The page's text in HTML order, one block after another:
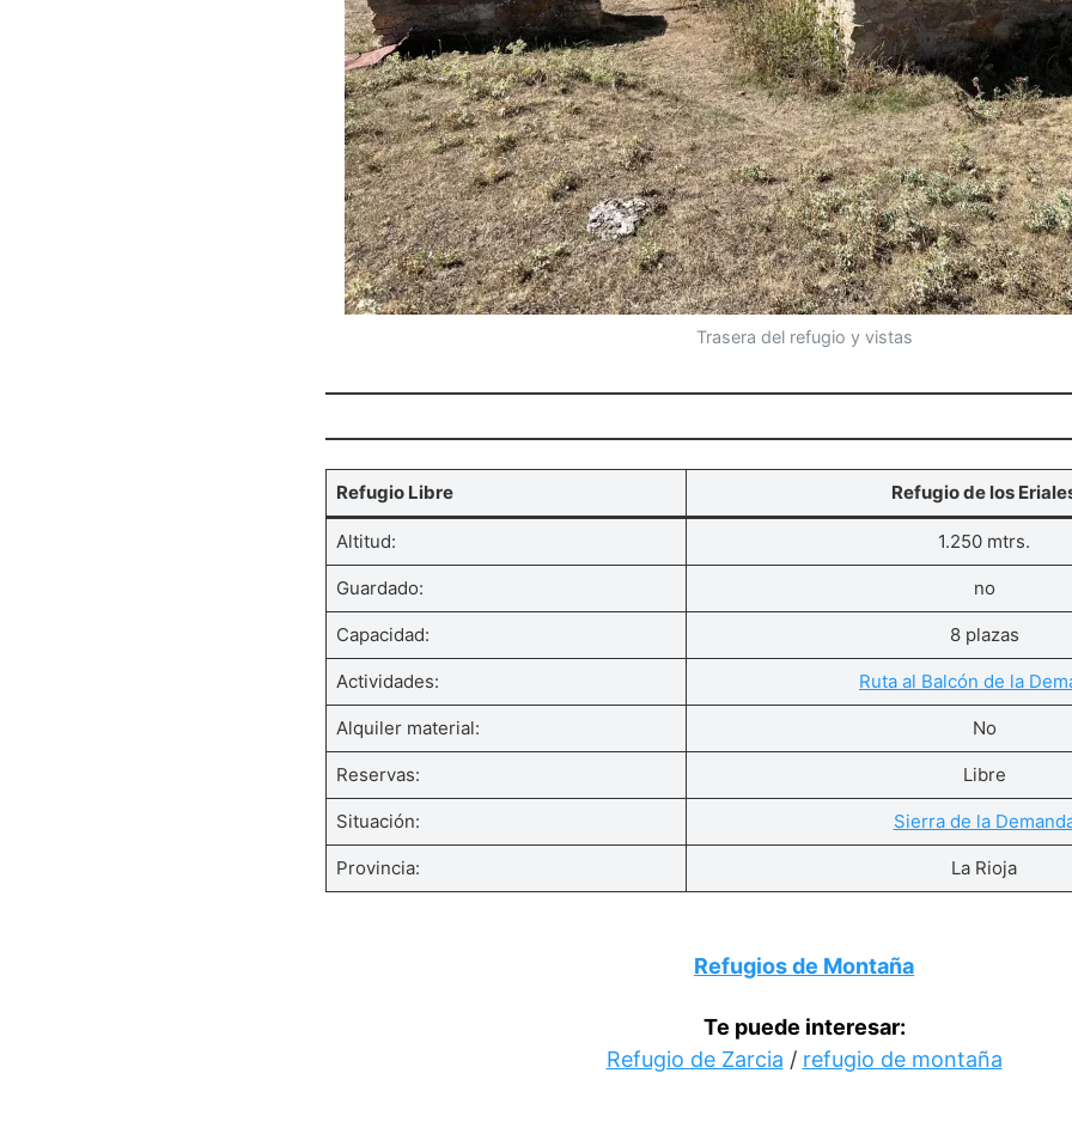
Trasera del refugio y vistas
Refugio Libre Refugio de los
Altitud: 1.250 mtrs.
Guardado: no
Capacidad: 8 plazas
Actividades: Ruta al Balcón de la
Alquiler material: No
Reservas: Libre
Situación: Sierra de la
Provincia: La Rioja
Refugios de Montaña
Te puede interesar:
Refugio de Zarcia / refugio de montaña